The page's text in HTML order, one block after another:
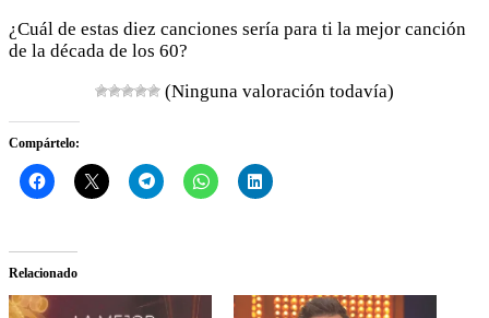
¿Cuál de estas diez canciones sería para ti la mejor canción
de la década de los 60?
(Ninguna valoración todavía)
Compártelo:
Relacionado